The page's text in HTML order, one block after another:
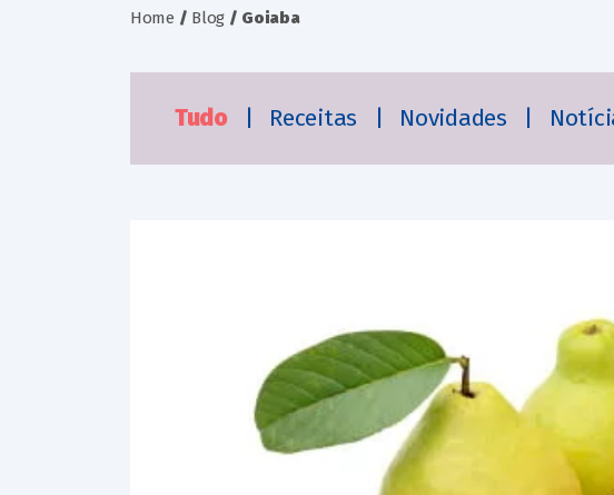
Home / Blog / Goiaba
Tudo | Receitas | Novidades |